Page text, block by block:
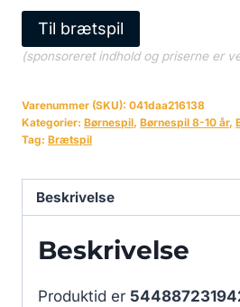
Til brætspil
(sponsoreret indhold og priserne er
Varenummer (SKU): 041daa216138
Kategorier: Børnespil, Børnespil 8-10 år,
Tag: Brætspil
Beskrivelse
Beskrivelse
Produktid er